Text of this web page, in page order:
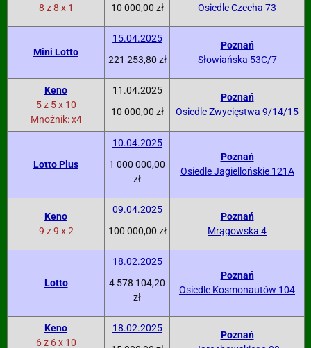
8 z 8 x 1
10 000,00 zł
Osiedle Czecha 73
Mini Lotto
15.04.2025
221 253,80 zł
Poznań
Słowiańska 53C/7
Keno
5 z 5 x 10
Mnożnik: x4
11.04.2025
10 000,00 zł
Poznań
Osiedle Zwycięstwa 9/14/15
Lotto Plus
10.04.2025
1 000 000,00
zł
Poznań
Osiedle Jagiellońskie 121A
Keno
9 z 9 x 2
09.04.2025
100 000,00 zł
Poznań
Mrągowska 4
Lotto
18.02.2025
4 578 104,20
zł
Poznań
Osiedle Kosmonautów 104
Keno
6 z 6 x 10
18.02.2025
Poznań